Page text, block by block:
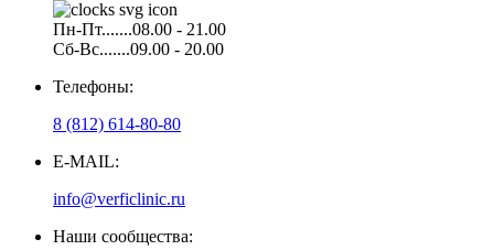
Пн-Пт.......08.00 - 21.00
Сб-Вс.......09.00 - 20.00
Телефоны:
8 (812) 614-80-80
E-MAIL:
info@verficlinic.ru
Наши сообщества: